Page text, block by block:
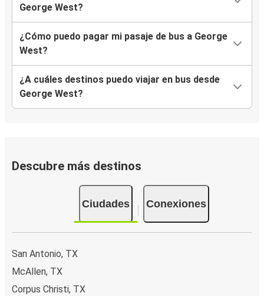
George West?
¿Cómo puedo pagar mi pasaje de bus a George
West?
¿A cuáles destinos puedo viajar en bus desde
George West?
Descubre más destinos
Ciudades Conexiones
San Antonio, TX
McAllen, TX
Corpus Christi, TX